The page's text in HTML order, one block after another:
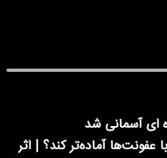
ای آسمانی شد
عفونت‌ها آماده‌تر کند؟ | اثر